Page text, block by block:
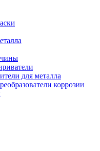
для металла
коррозии